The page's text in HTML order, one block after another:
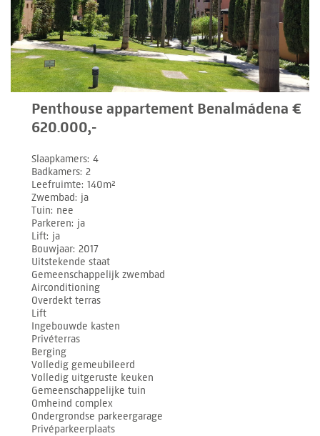
Penthouse appartement Benalmádena €
620.000,-
Slaapkamers 4
Badkamers 2
Leefruimte 140m²
Zwembad ja
Tuin nee
Parkeren ja
Lift ja
Bouwjaar 2017
Uitstekende staat
Gemeenschappelijk zwembad
Airconditioning
Overdekt terras
Lift
Ingebouwde kasten
Privéterras
Berging
Volledig gemeubileerd
Volledig uitgeruste keuken
Gemeenschappelijke tuin
Omheind complex
Ondergrondse parkeergarage
Privéparkeerplaats